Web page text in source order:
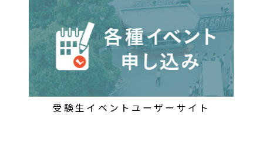
受験生イベントユーザーサイト